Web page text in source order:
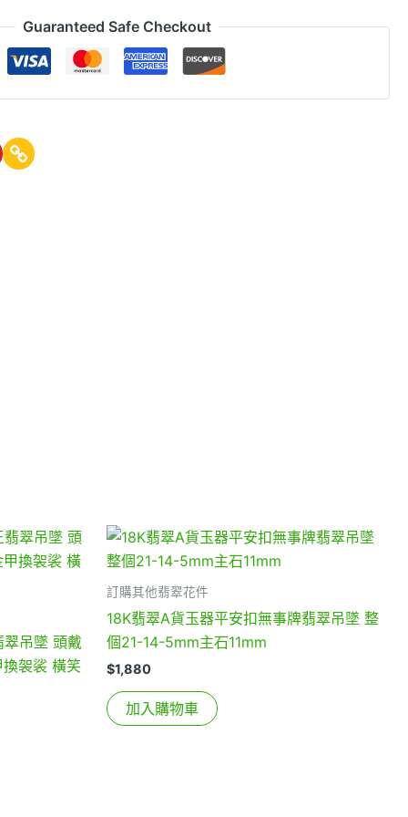
Guaranteed Safe Checkout
吊墜 頭戴
袈裟 橫笑
訂購其他翡翠花件
18K翡翠A貨玉器平安扣無事牌翡翠吊墜 整
個21-14-5mm主石11mm
$1,880
加入購物車